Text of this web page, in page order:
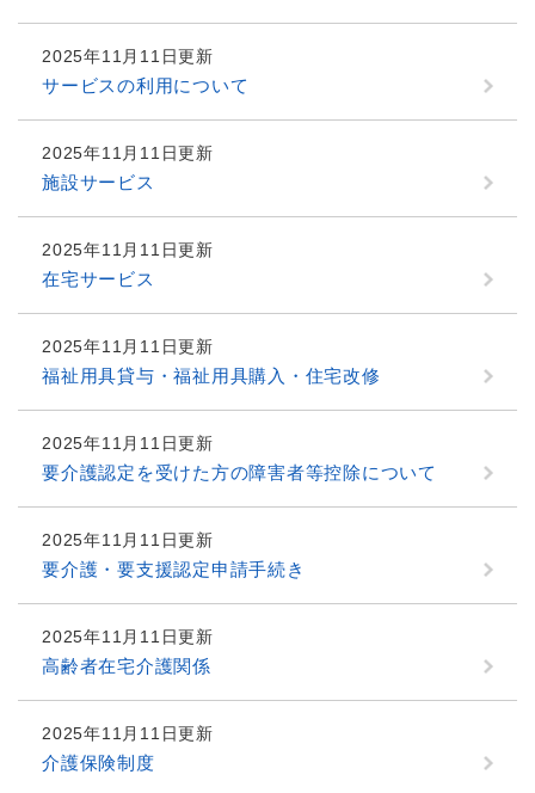
2025年11月11日更新
サービスの利用について
2025年11月11日更新
施設サービス
2025年11月11日更新
在宅サービス
2025年11月11日更新
福祉用具貸与・福祉用具購入・住宅改修
2025年11月11日更新
要介護認定を受けた方の障害者等控除について
2025年11月11日更新
要介護・要支援認定申請手続き
2025年11月11日更新
高齢者在宅介護関係
2025年11月11日更新
介護保険制度